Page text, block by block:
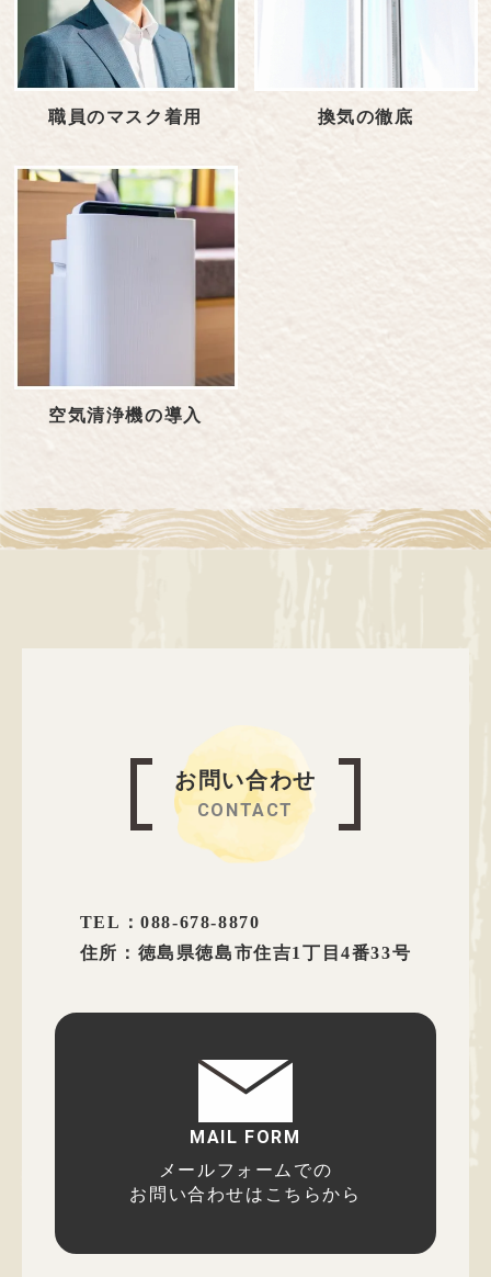
職員のマスク着用 換気の徹底
空気清浄機の導入
お問い合わせ
CONTACT
TEL：088-678-8870
住所：徳島県徳島市住吉1丁目4番33号
MAIL FORM
メールフォームでの
お問い合わせはこちらから